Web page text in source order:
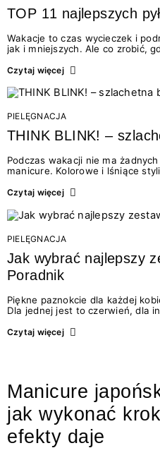
Manicure
jak wykonać
efekty daje
TOP 11 najlepszych
Wakacje to czas wycieczek i
jak i mniejszych. Ale co zrobić,
Przychodzimy do Was z
Czytaj więcej
PIELĘGNACJA
THINK BLINK! –
Podczas wakacji nie ma
manicure. Kolorowe i lśniące
Dlatego, abyś mogła wyróżnić
Czytaj więcej
PIELĘGNACJA
Jak wybrać najlepszy
Poradnik
Piękne paznokcie dla każdej
Dla jednej jest to czerwień, dla
do najmodniejszych –
Czytaj więcej